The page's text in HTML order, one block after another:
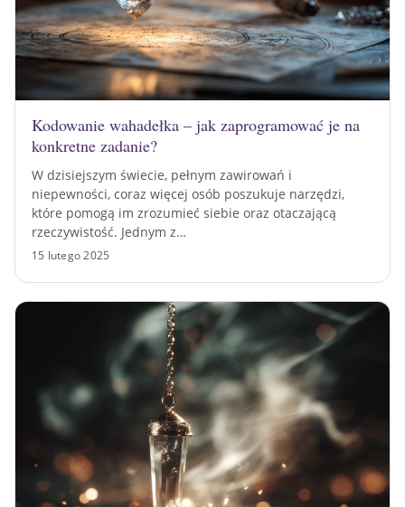
Kodowanie wahadełka – jak zaprogramować je na
konkretne zadanie?
W dzisiejszym świecie, pełnym zawirowań i
niepewności, coraz więcej osób poszukuje narzędzi,
które pomogą im zrozumieć siebie oraz otaczającą
rzeczywistość. Jednym z…
15 lutego 2025